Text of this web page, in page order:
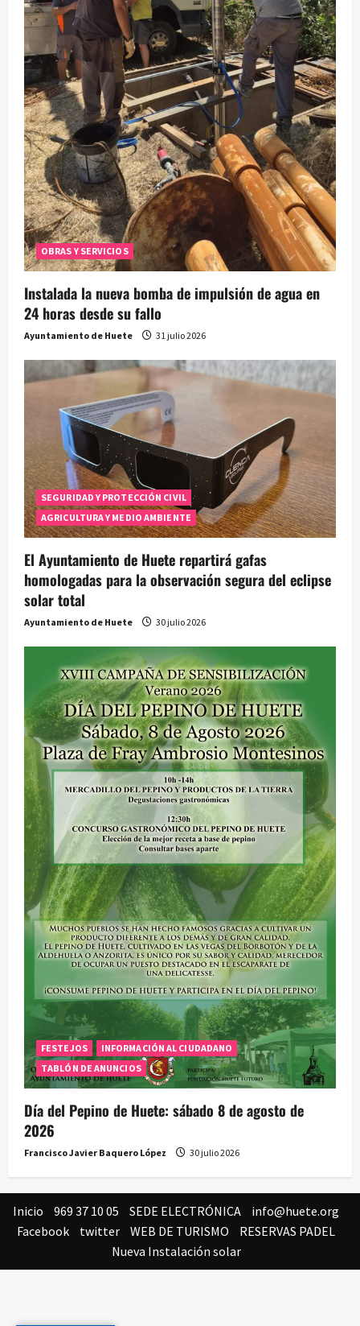
OBRAS Y SERVICIOS
Instalada la nueva bomba de impulsión de agua en
24 horas desde su fallo
Ayuntamiento de Huete 31 julio 2026
SEGURIDAD Y PROTECCIÓN CIVIL
AGRICULTURA Y MEDIO AMBIENTE
El Ayuntamiento de Huete repartirá gafas
homologadas para la observación segura del eclipse
solar total
Ayuntamiento de Huete 30 julio 2026
FESTEJOS
INFORMACIÓN AL CIUDADANO
TABLÓN DE ANUNCIOS
Día del Pepino de Huete: sábado 8 de agosto de
2026
Francisco Javier Baquero López 30 julio 2026
Inicio 969 37 10 05 SEDE ELECTRÓNICA
info@huete.org
Facebook
twitter WEB DE TURISMO
RESERVAS PADEL
Nueva Instalación solar